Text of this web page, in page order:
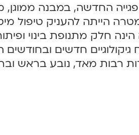
החדשה, במבנה ממוגן,
הייתה להעניק טיפול
חלק מתנופת בינוי
ניתוח גיקולוגיים חדשים
רבות מאד, נובע בראש